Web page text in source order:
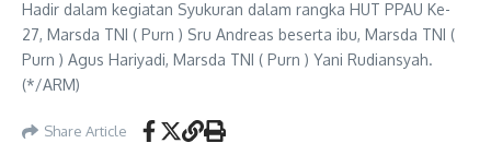
Hadir dalam kegiatan Syukuran dalam rangka HUT PPAU Ke-
27, Marsda TNI ( Purn ) Sru Andreas beserta ibu, Marsda TNI (
Purn ) Agus Hariyadi, Marsda TNI ( Purn ) Yani Rudiansyah.
(*/ARM)
Share Article